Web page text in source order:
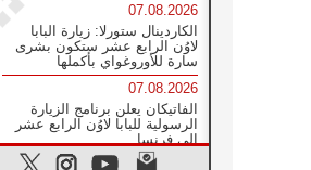
07.08.2026
الكاردينال ستورلا: زيارة البابا
لاوُن الرابع عشر ستكون بشرى
سارة للأوروغواي بأكملها
07.08.2026
الفاتيكان يعلن برنامج الزيارة
الرسولية للبابا لاوُن الرابع عشر
إلى فرنسا
07.08.2026